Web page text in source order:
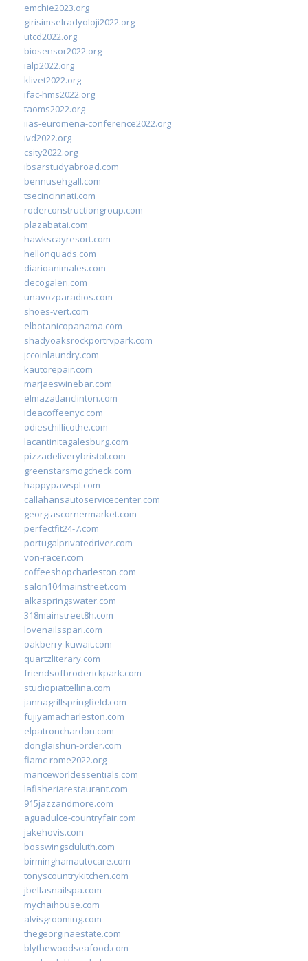
emchie2023.org
girisimselradyoloji2022.org
utcd2022.org
biosensor2022.org
ialp2022.org
klivet2022.org
ifac-hms2022.org
taoms2022.org
iias-euromena-conference2022.org
ivd2022.org
csity2022.org
ibsarstudyabroad.com
bennusehgall.com
tsecincinnati.com
roderconstructiongroup.com
plazabatai.com
hawkscayresort.com
hellonquads.com
diarioanimales.com
decogaleri.com
unavozparadios.com
shoes-vert.com
elbotanicopanama.com
shadyoaksrockportrvpark.com
jccoinlaundry.com
kautorepair.com
marjaeswinebar.com
elmazatlanclinton.com
ideacoffeenyc.com
odieschillicothe.com
lacantinitagalesburg.com
pizzadeliverybristol.com
greenstarsmogcheck.com
happypawspl.com
callahansautoservicecenter.com
georgiascornermarket.com
perfectfit24-7.com
portugalprivatedriver.com
von-racer.com
coffeeshopcharleston.com
salon104mainstreet.com
alkaspringswater.com
318mainstreet8h.com
lovenailsspari.com
oakberry-kuwait.com
quartzliterary.com
friendsofbroderickpark.com
studiopiattellina.com
jannagrillspringfield.com
fujiyamacharleston.com
elpatronchardon.com
donglaishun-order.com
fiamc-rome2022.org
mariceworldessentials.com
lafisheriarestaurant.com
915jazzandmore.com
aguadulce-countryfair.com
jakehovis.com
bosswingsduluth.com
birminghamautocare.com
tonyscountrykitchen.com
jbellasnailspa.com
mychaihouse.com
alvisgrooming.com
thegeorginaestate.com
blythewoodseafood.com